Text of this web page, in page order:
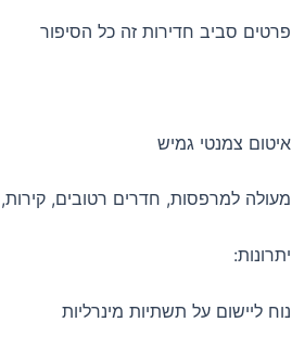
פרטים סביב חדירות זה כל הסיפור
איטום צמנטי גמיש
מעולה למרפסות, חדרים רטובים, קירות,
יתרונות:
נוח ליישום על תשתיות מינרליות